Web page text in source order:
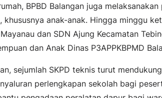
BPBD Balangan juga
khususnya anak-anak. Hingga minggu
dan SDN Ajung Kecamatan
dan Anak Dinas P3APPKBPMD
sejumlah SKPD teknis turut
perlengkapan sekolah bagi